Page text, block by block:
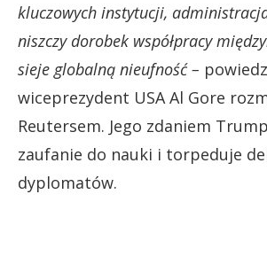
kluczowych instytucji,
niszczy dorobek współpracy
sieje globalną nieufność –
wiceprezydent USA Al Gore
Reutersem. Jego zdaniem
zaufanie do nauki i torpeduje
dyplomatów.